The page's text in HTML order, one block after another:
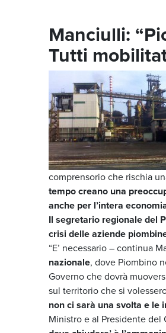
Manciulli:
Tutti
comprensorio che rischia
tempo creano una
anche per l’intera
Il segretario regionale del
crisi delle aziende
“E’ necessario – continua
nazionale, dove Piombino
Governo che dovrà
sul territorio che si
non ci sarà una svolta e le
Ministro e al Presidente